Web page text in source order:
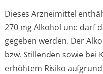
Dieses Arzneimittel
270 mg Alkohol und darf
gegeben werden. Der
bzw. Stillenden sowie bei
erhöhtem Risiko